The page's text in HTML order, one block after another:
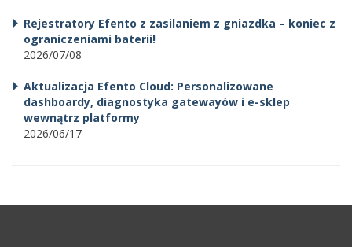
Rejestratory Efento z zasilaniem z gniazdka – koniec z
ograniczeniami baterii!
2026/07/08
Aktualizacja Efento Cloud: Personalizowane
dashboardy, diagnostyka gatewayów i e-sklep
wewnątrz platformy
2026/06/17